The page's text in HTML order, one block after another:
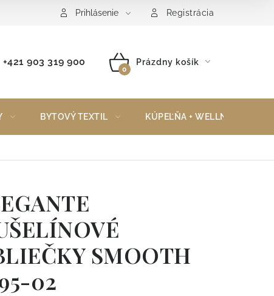
Reklamačný poriadok Vrátenie tovaru
Prihlásenie Registrácia
+421 903 319 900
NÁKUPNÝ
Prázdny košík
BYTOVÝ TEXTIL KÚPEĽŇA + WELLNESS
SMOOTH
02